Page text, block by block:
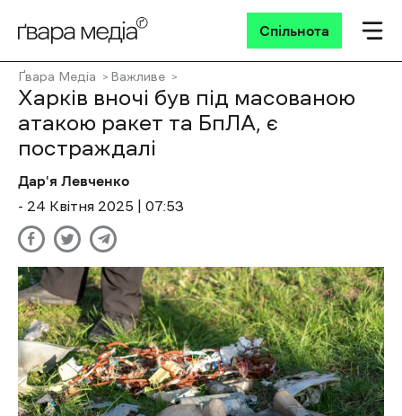
Спільнота
Ґвара Медіа Важливе
Харків вночі був під масованою
атакою ракет та БпЛА, є
постраждалі
Дар'я Левченко
- 24 Квітня 2025 | 07:53